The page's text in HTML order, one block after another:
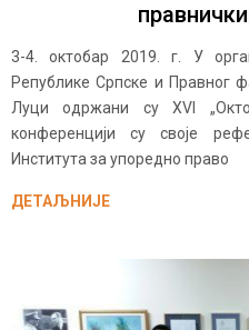
3-4. октобар 2019. г. У
Републике Српске и Правног
Луци одржани су XVI
конференцији су своје
Института за упоредно право
ДЕТАЉНИЈЕ